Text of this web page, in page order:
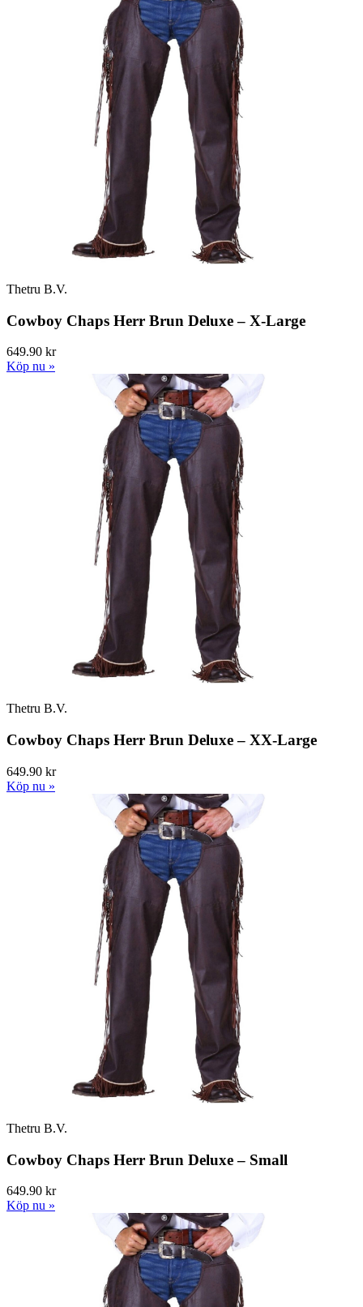
Thetru B.V.
Cowboy Chaps Herr Brun Deluxe – X-Large
649.90 kr
Köp nu »
Thetru B.V.
Cowboy Chaps Herr Brun Deluxe – XX-Large
649.90 kr
Köp nu »
Thetru B.V.
Cowboy Chaps Herr Brun Deluxe – Small
649.90 kr
Köp nu »